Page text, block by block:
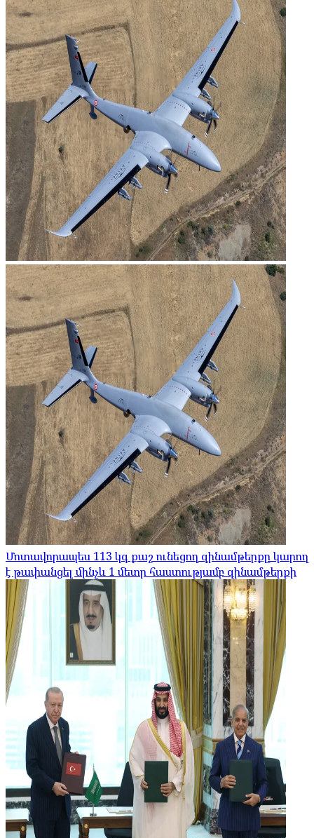
Մոտավորապես 113 կգ քաշ ունեցող զինամթերքը կարող
է թափանցել մինչև 1 մետր հաստությամբ զինամթերքի